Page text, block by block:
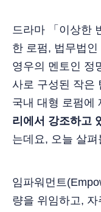
드라마 「이상한
한 로펌, 법무법
영우의 멘토인 정
사로 구성된 작은
국내 대형 로펌에
리에서 강조하고
는데요, 오늘 살펴
임파워먼트
량을 위임하고,